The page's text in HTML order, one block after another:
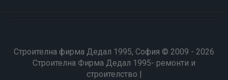
Строителна фирма Дедал 1995, София © 2009 - 2026
Строителна Фирма Дедал 1995- ремонти и
строителство |